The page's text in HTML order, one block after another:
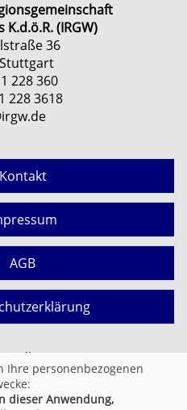
(IRGW)
36
228 360
228 3618
Kontakt
AGB
personenbezogenen
dieser Anwendung,